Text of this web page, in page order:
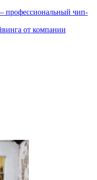
профессиональный чип-
от компании